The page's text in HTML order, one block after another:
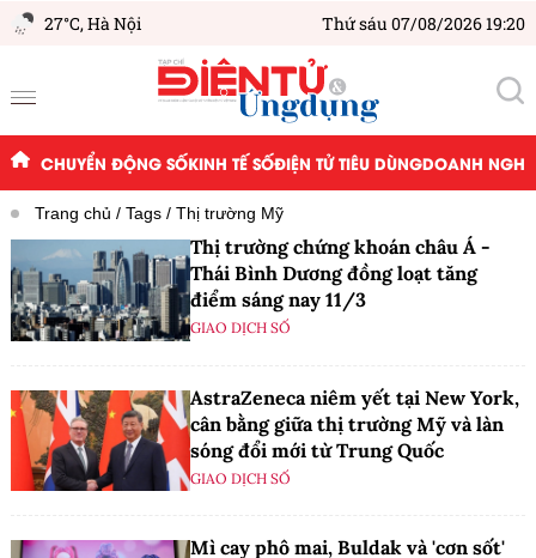
27°C,Hà Nội Thứ sáu 07/08/2026 19:20
CHUYỂN ĐỘNG SỐKINH TẾ SỐĐIỆN TỬ TIÊU DÙNGDOANH
Trang chủ Tags Thị trường Mỹ
Thị trường chứng khoán châu Á -
Thái Bình Dương đồng loạt tăng
điểm sáng nay 11/3
GIAO DỊCH SỐ
AstraZeneca niêm yết tại New York,
cân bằng giữa thị trường Mỹ và làn
sóng đổi mới từ Trung Quốc
GIAO DỊCH SỐ
Mì cay phô mai, Buldak và 'cơn sốt'